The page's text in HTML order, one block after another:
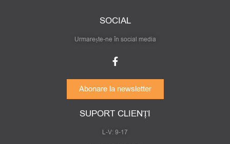
SOCIAL
Urmarește-ne în social media
Abonare la newsletter
SUPORT CLIENȚI
L-V: 9-17